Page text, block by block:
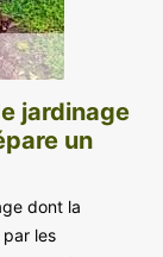
jardinage
un
dont la
les